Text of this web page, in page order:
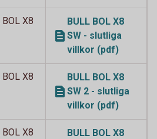
BOL X8
BULL BOL X8
SW - slutliga
villkor (pdf)
BOL X8
BULL BOL X8
SW 2 - slutliga
villkor (pdf)
BOL X8
BULL BOL X8